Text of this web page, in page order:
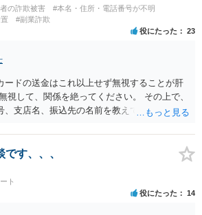
の詐欺被害
#本名・住所・電話番号が不明
#副業詐欺
役にたった 23
ードの送金はこれ以上せず無視することが肝
視して、関係を絶ってください。 その上で、
、支店名、振込先の名前を教えてしまってい
、現時点でとくに、詳細不明の入金がないこ
あれば、念のため、相手に教えてしまった口
座の解約処理をすることをお勧め致します。
す、、、
ト
役にたった 14